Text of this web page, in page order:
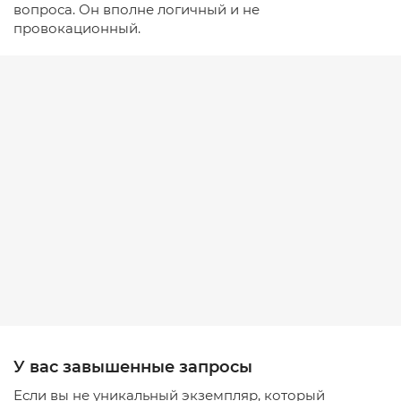
вопроса. Он вполне логичный и не
провокационный.
У вас завышенные запросы
Если вы не уникальный экземпляр, который